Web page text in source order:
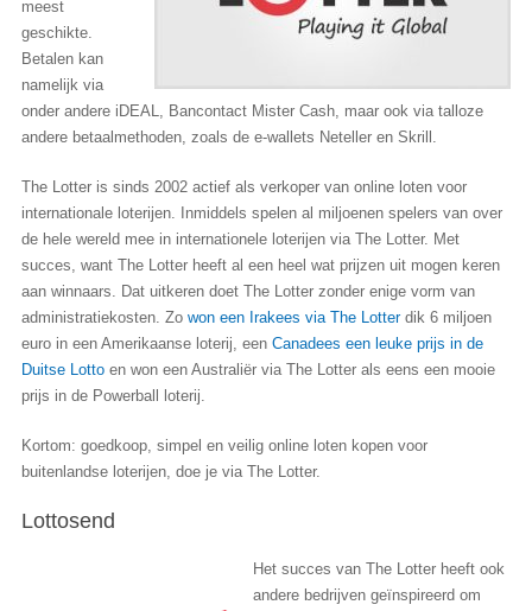
meest
geschikte.
Betalen kan
namelijk via
onder andere iDEAL, Bancontact Mister Cash, maar ook via talloze
andere betaalmethoden, zoals de e-wallets Neteller en Skrill.
The Lotter is sinds 2002 actief als verkoper van online loten voor
internationale loterijen. Inmiddels spelen al miljoenen spelers van over
de hele wereld mee in internationele loterijen via The Lotter. Met
succes, want The Lotter heeft al een heel wat prijzen uit mogen keren
aan winnaars. Dat uitkeren doet The Lotter zonder enige vorm van
administratiekosten. Zo won een Irakees via The Lotter dik 6 miljoen
euro in een Amerikaanse loterij, een Canadees een leuke prijs in de
Duitse Lottoen won een Australiër via The Lotter als eens een mooie
prijs in de Powerball loterij.
Kortom: goedkoop, simpel en veilig online loten kopen voor
buitenlandse loterijen, doe je via The Lotter.
Lottosend
Het succes van The Lotter heeft ook
andere bedrijven geïnspireerd om